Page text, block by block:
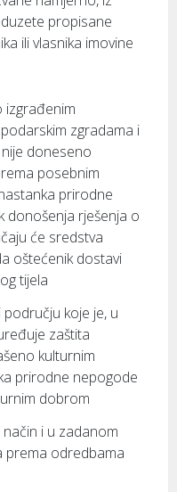
propisane
ili vlasnika imovine
izgrađenim
zgradama i
doneseno
posebnim
prirodne
donošenja rješenja o
će sredstva
oštećenik dostavi
tijela
koje je, u
zaštita
kulturnim
prirodne nepogode
dobrom
i u zadanom
prema odredbama